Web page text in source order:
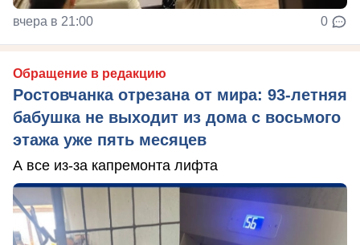
вчера в 21:00 0
Обращение в редакцию
Ростовчанка отрезана от мира: 93-летняя
бабушка не выходит из дома с восьмого
этажа уже пять месяцев
А все из-за капремонта лифта